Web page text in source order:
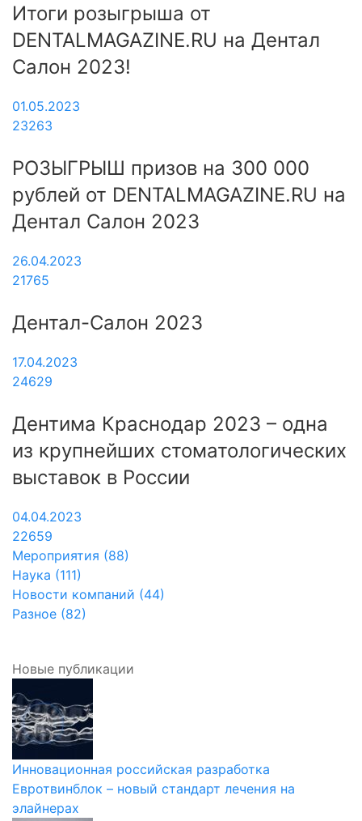
Итоги розыгрыша от
DENTALMAGAZINE.RU на Дентал
Салон 2023!
01.05.2023
23263
РОЗЫГРЫШ призов на 300 000
рублей от DENTALMAGAZINE.RU на
Дентал Салон 2023
26.04.2023
21765
Дентал-Салон 2023
17.04.2023
24629
Дентима Краснодар 2023 – одна
из крупнейших стоматологических
выставок в России
04.04.2023
22659
Мероприятия (88)
Наука (111)
Новости компаний (44)
Разное (82)
Новые публикации
Инновационная российская разработка
Евротвинблок – новый стандарт лечения на
элайнерах